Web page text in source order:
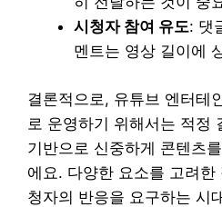
시청자 참여 유도: 댓
멘트는 영상 길이에
결론적으로, 유튜브 엔터테
로 운영하기 위해서는 적정
기반으로 신중하게 콘텐츠
에요. 다양한 요소를 고려한
청자의 반응을 요구하는 시